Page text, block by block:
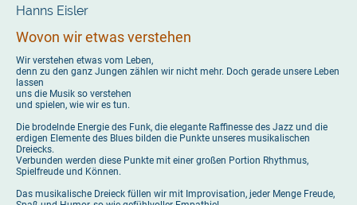
Hanns Eisler
Wovon wir etwas verstehen
Wir verstehen etwas vom Leben,
denn zu den ganz Jungen zählen wir nicht mehr. Doch gerade unsere Leben
lassen
uns die Musik so verstehen
und spielen, wie wir es tun.
Die brodelnde Energie des Funk, die elegante Raffinesse des Jazz und die
erdigen Elemente des Blues bilden die Punkte unseres musikalischen
Dreiecks.
Verbunden werden diese Punkte mit einer großen Portion Rhythmus,
Spielfreude und Können.
Das musikalische Dreieck füllen wir mit Improvisation, jeder Menge Freude,